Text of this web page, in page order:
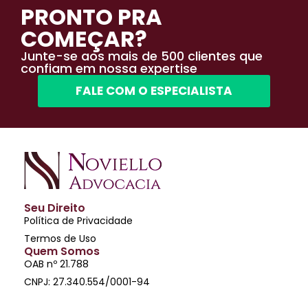
PRONTO PRA
COMEÇAR?
Junte-se aos mais de 500 clientes que
confiam em nossa expertise
FALE COM O ESPECIALISTA
Seu Direito
Política de Privacidade
Termos de Uso
Quem Somos
OAB nº 21.788
CNPJ: 27.340.554/0001-94